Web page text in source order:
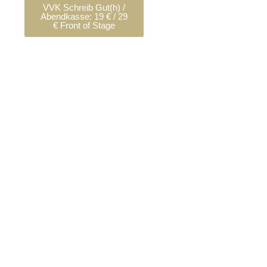
VVK Schreib Gut(h) /
Abendkasse: 19 € / 29
€ Front of Stage